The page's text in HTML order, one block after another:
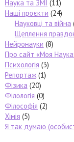
Наука та ЗМІ (11)
Наші проєкти (24)
Науковці та війна
Щеплення
Нейронауки (8)
Про сайт «Моя
Психологія (3)
Репортаж (1)
Фізика (20)
Філологія (0)
Філософія (2)
Хімія (5)
Я так думаю